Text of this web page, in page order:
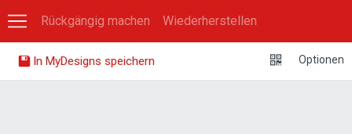
Rückgängig machen Wiederherstellen
In MyDesigns speichern Optionen